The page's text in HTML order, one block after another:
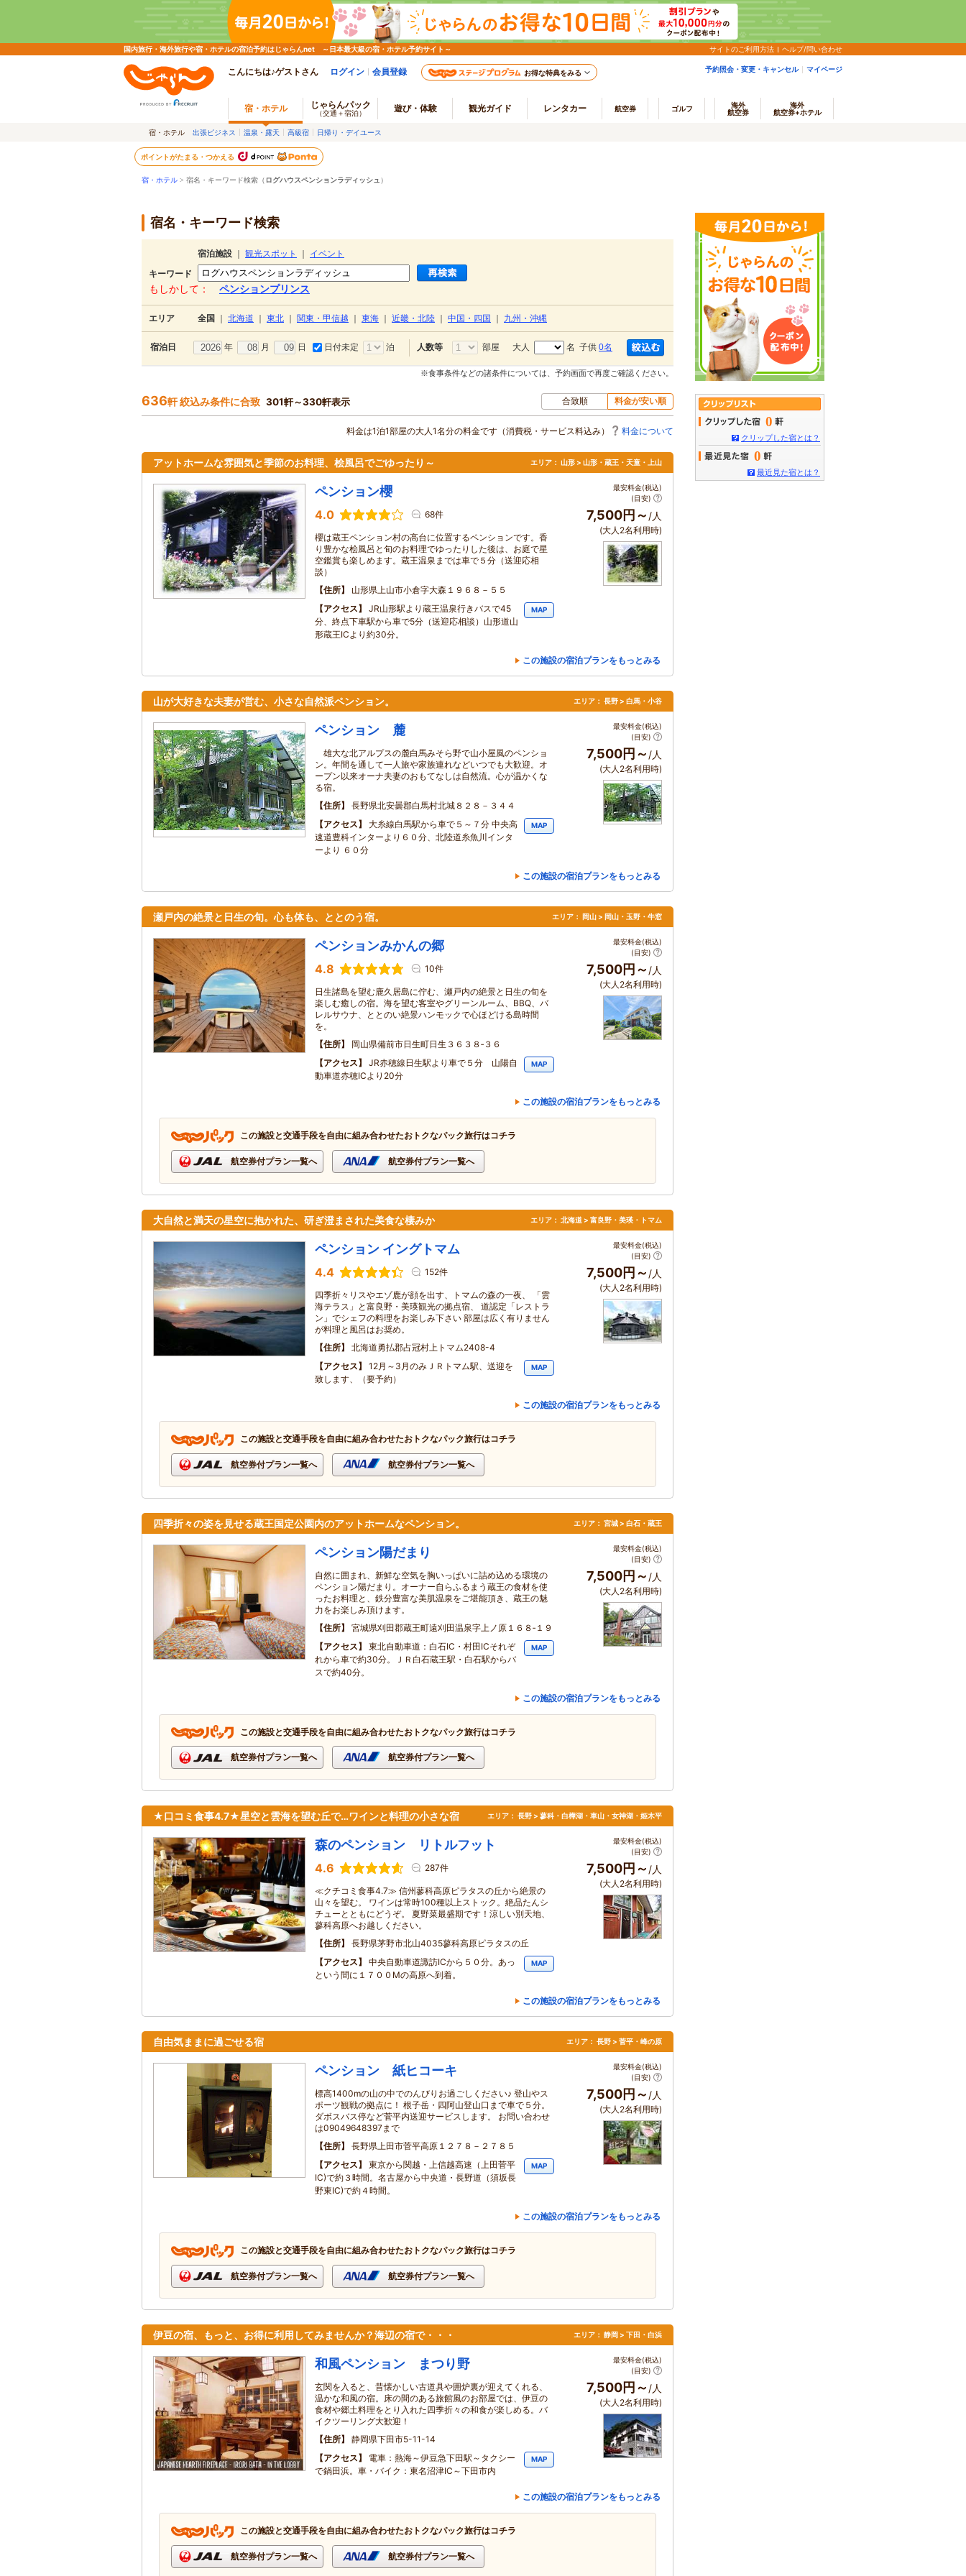
国内旅行・海外旅行や宿・ホテルの宿泊予約はじゃらんnet ～日本最大級の宿・ホテル予約サイト～ サイトのご利用方法 ヘルプ/問い合わせ
こんにちは♪ゲストさん ログイン 会員登録 お得な特典をみる 予約照会・変更・キャンセル マイページ
宿・ホテル じゃらんパック
（交通＋宿泊） 遊び・体験 観光ガイド レンタカー 航空券 ゴルフ
海外
航空券
海外
航空券+ホテル
宿・ホテル 出張ビジネス 温泉・露天 高級宿 日帰り・デイユース
ポイントがたまる・つかえる
宿・ホテル > 宿名・キーワード検索（ ログハウスペンションラディッシュ ）
宿名・キーワード検索
宿泊施設 観光スポット
イベント
キーワード
もしかして： ペンションプリンス
エリア 全国 北海道 東北 関東・甲信越 東海 近畿・北陸 中国・四国 九州・沖縄
宿泊日 年 月 日 日付未定 泊 人数等 部屋 大人 名 子供 0名
※食事条件などの諸条件については、予約画面で再度ご確認ください。
636軒 絞込み条件に合致 301軒～330軒表示 合致順 料金が安い順
料金は1泊1部屋の大人1名分の料金です（消費税・サービス料込み） 料金について
アットホームな雰囲気と季節のお料理、桧風呂でごゆったり～ エリア： 山形 > 山形・蔵王・天童・上山
ペンション櫻
4.0 68件
櫻は蔵王ペンション村の高台に位置するペンションです。香
り豊かな桧風呂と旬のお料理でゆったりした後は、お庭で星
空鑑賞も楽しめます。蔵王温泉までは車で５分（送迎応相
談）
住所
山形県上山市小倉字大森１９６８－５５
アクセス
JR山形駅より蔵王温泉行きバスで45
分、終点下車駅から車で5分（送迎応相談）山形道山
形蔵王ICより約30分。
MAP
最安料金(税込)
(目安)
7,500円～ /人
(大人2名利用時)
この施設の宿泊プランをもっとみる
山が大好きな夫妻が営む、小さな自然派ペンション。 エリア： 長野 > 白馬・小谷
ペンション 麓
雄大な北アルプスの麓白馬みそら野で山小屋風のペンショ
ン。年間を通して一人旅や家族連れなどいつでも大歓迎。オ
ープン以来オーナ夫妻のおもてなしは自然流。心が温かくな
る宿。
住所
長野県北安曇郡白馬村北城８２８－３４４
アクセス
大糸線白馬駅から車で５～７分 中央高
速道豊科インターより６０分、北陸道糸魚川インタ
ーより ６０分
MAP
最安料金(税込)
(目安)
7,500円～ /人
(大人2名利用時)
この施設の宿泊プランをもっとみる
瀬戸内の絶景と日生の旬。心も体も、ととのう宿。 エリア： 岡山 > 岡山・玉野・牛窓
ペンションみかんの郷
4.8 10件
日生諸島を望む鹿久居島に佇む、瀬戸内の絶景と日生の旬を
楽しむ癒しの宿。海を望む客室やグリーンルーム、BBQ、バ
レルサウナ、ととのい絶景ハンモックで心ほどける島時間
を。
住所
岡山県備前市日生町日生３６３８‐３６
アクセス
JR赤穂線日生駅より車で５分 山陽自
動車道赤穂ICより20分
MAP
最安料金(税込)
(目安)
7,500円～ /人
(大人2名利用時)
この施設の宿泊プランをもっとみる
この施設と交通手段を自由に組み合わせたおトクなパック旅行はコチラ
航空券付プラン一覧へ 航空券付プラン一覧へ
大自然と満天の星空に抱かれた、研ぎ澄まされた美食な棲みか エリア： 北海道 > 富良野・美瑛・トマム
ペンション イングトマム
4.4 152件
四季折々リスやエゾ鹿が顔を出す、トマムの森の一夜、 「雲
海テラス」と富良野・美瑛観光の拠点宿、 道認定「レストラ
ン」でシェフの料理をお楽しみ下さい 部屋は広く有りません
が料理と風呂はお奨め。
住所
北海道勇払郡占冠村上トマム2408-4
アクセス
12月～3月のみＪＲトマム駅、送迎を
致します、（要予約）
MAP
最安料金(税込)
(目安)
7,500円～ /人
(大人2名利用時)
この施設の宿泊プランをもっとみる
この施設と交通手段を自由に組み合わせたおトクなパック旅行はコチラ
航空券付プラン一覧へ 航空券付プラン一覧へ
四季折々の姿を見せる蔵王国定公園内のアットホームなペンション。 エリア： 宮城 > 白石・蔵王
ペンション陽だまり
自然に囲まれ、新鮮な空気を胸いっぱいに詰め込める環境の
ペンション陽だまり。オーナー自らふるまう蔵王の食材を使
ったお料理と、鉄分豊富な美肌温泉をご堪能頂き、蔵王の魅
力をお楽しみ頂けます。
住所
宮城県刈田郡蔵王町遠刈田温泉字上ノ原１６８‐１９
アクセス
東北自動車道：白石IC・村田ICそれぞ
れから車で約30分。ＪＲ白石蔵王駅・白石駅からバ
スで約40分。
MAP
最安料金(税込)
(目安)
7,500円～ /人
(大人2名利用時)
この施設の宿泊プランをもっとみる
この施設と交通手段を自由に組み合わせたおトクなパック旅行はコチラ
航空券付プラン一覧へ 航空券付プラン一覧へ
★口コミ食事4.7★星空と雲海を望む丘で…ワインと料理の小さな宿 エリア： 長野 > 蓼科・白樺湖・車山・女神湖・姫木平
森のペンション リトルフット
4.6 287件
≪クチコミ食事4.7≫ 信州蓼科高原ピラタスの丘から絶景の
山々を望む。 ワインは常時100種以上ストック。絶品たんシ
チューとともにどうぞ。 夏野菜最盛期です！涼しい別天地、
蓼科高原へお越しください。
住所
長野県茅野市北山4035蓼科高原ピラタスの丘
アクセス
中央自動車道諏訪ICから５０分。あっ
という間に１７００Mの高原へ到着。
MAP
最安料金(税込)
(目安)
7,500円～/人
(大人2名利用時)
この施設の宿泊プランをもっとみる
自由気ままに過ごせる宿 エリア： 長野 > 菅平・峰の原
ペンション 紙ヒコーキ
標高1400mの山の中でのんびりお過ごしください♪ 登山やス
ポーツ観戦の拠点に！ 根子岳・四阿山登山口まで車で５分。
ダボスバス停など菅平内送迎サービスします。 お問い合わせ
は09049648397まで
住所
長野県上田市菅平高原１２７８－２７８５
アクセス
東京から関越・上信越高速（上田菅平
IC)で約３時間。名古屋から中央道・長野道（須坂長
野東IC)で約４時間。
MAP
最安料金(税込)
(目安)
7,500円～/人
(大人2名利用時)
この施設の宿泊プランをもっとみる
この施設と交通手段を自由に組み合わせたおトクなパック旅行はコチラ
航空券付プラン一覧へ 航空券付プラン一覧へ
伊豆の宿、もっと、お得に利用してみませんか？海辺の宿で・・・ エリア： 静岡 > 下田・白浜
和風ペンション まつり野
玄関を入ると、昔懐かしい古道具や囲炉裏が迎えてくれる、
温かな和風の宿。床の間のある旅館風のお部屋では、伊豆の
食材や郷土料理をとり入れた四季折々の和食が楽しめる。バ
イクツーリング大歓迎！
住所
静岡県下田市5-11-14
アクセス
電車：熱海～伊豆急下田駅～タクシー
で鍋田浜。車・バイク：東名沼津IC～下田市内
MAP
最安料金(税込)
(目安)
7,500円～ /人
(大人2名利用時)
この施設の宿泊プランをもっとみる
この施設と交通手段を自由に組み合わせたおトクなパック旅行はコチラ
航空券付プラン一覧へ 航空券付プラン一覧へ
0
クリップした宿とは？
0
最近見た宿とは？